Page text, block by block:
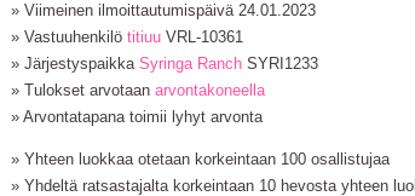
» Viimeinen ilmoittautumispäivä 24.01.2023
» Vastuuhenkilö titiuuVRL-10361
» Järjestyspaikka Syringa RanchSYRI1233
» Tulokset arvotaan arvontakoneella
» Arvontatapana toimii lyhyt arvonta
» Yhteen luokkaa otetaan korkeintaan 100 osallistujaa
» Yhdeltä ratsastajalta korkeintaan 10 hevosta yhteen